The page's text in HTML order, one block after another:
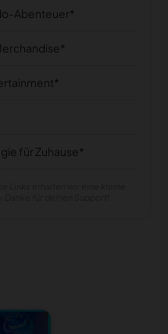
Abenteuer
für Zuhause